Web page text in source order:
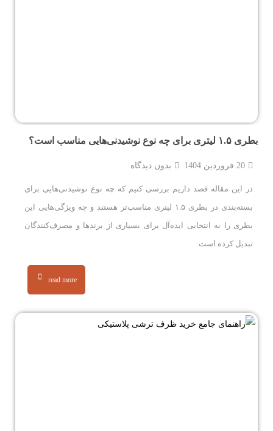
بطری ۱.۵ لیتری برای چه نوع نوشیدنی‌هایی مناسب است؟
20 فروردین 1404 بدون دیدگاه
در این مقاله قصد داریم بررسی کنیم که چه نوع نوشیدنی‌هایی برای
بسته‌بندی در بطری ۱.۵ لیتری مناسب‌تر هستند و چه ویژگی‌هایی این
بطری را به انتخابی ایده‌آل برای بسیاری از برندها و مصرف‌کنندگان
تبدیل کرده است.
read more